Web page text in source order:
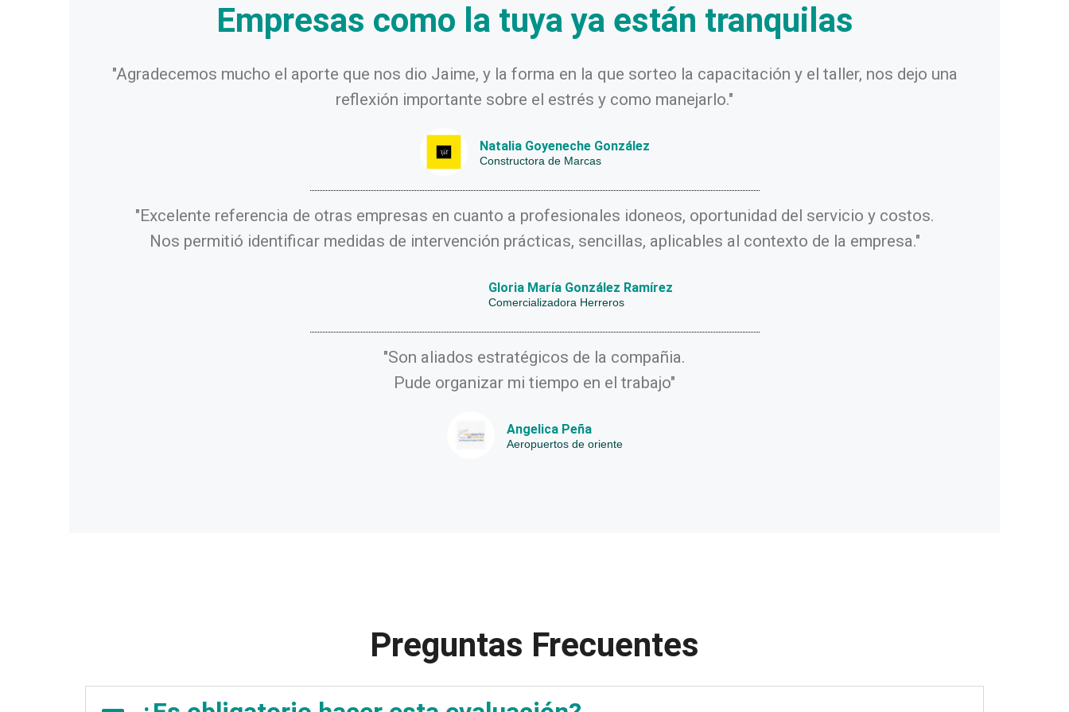
Empresas como la tuya ya están tranquilas
"Agradecemos mucho el aporte que nos dio Jaime, y la forma en la que sorteo la capacitación y el taller, nos dejo una
reflexión importante sobre el estrés y como manejarlo."
Natalia Goyeneche González
Constructora de Marcas
"Excelente referencia de otras empresas en cuanto a profesionales idoneos, oportunidad del servicio y costos.
Nos permitió identificar medidas de intervención prácticas, sencillas, aplicables al contexto de la empresa."
Gloria María González Ramírez
Comercializadora Herreros
"Son aliados estratégicos de la compañia.
Pude organizar mi tiempo en el trabajo"
Angelica Peña
Aeropuertos de oriente
Preguntas Frecuentes